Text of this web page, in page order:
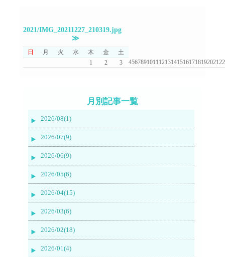
2021/IMG_20211227_210319.jpg
≫
日 月 火 水 木 金
土
1
2 3 4567891011 12131415161718192021 22
月別記事一覧
2026/08(1)
2026/07(9)
2026/06(9)
2026/05(6)
2026/04(15)
2026/03(6)
2026/02(18)
2026/01(4)